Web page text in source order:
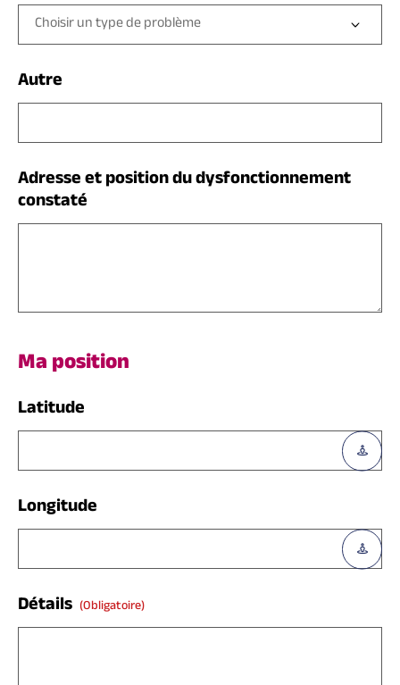
Autre
Adresse et position du dysfonctionnement
constaté
Ma position
Latitude
Longitude
Détails (obligatoire)